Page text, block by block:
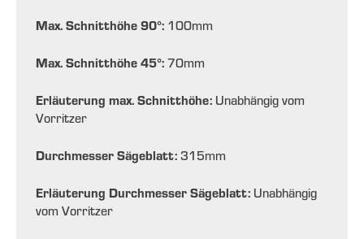
Max. Schnitthöhe 90°: 100mm
Max. Schnitthöhe 45°: 70mm
Erläuterung max. Schnitthöhe: Unabhängig vom
Vorritzer
Durchmesser Sägeblatt: 315mm
Erläuterung Durchmesser Sägeblatt: Unabhängig
vom Vorritzer